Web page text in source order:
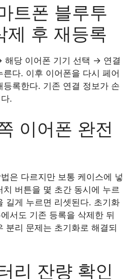
트폰 블루투
제 후 재등록
당 이어폰 기기 선택 → 연결
다. 이후 이어폰을 다시 페어
등록한다. 기존 연결 정보가 손
.
이어폰 완전
은 다르지만 보통 케이스에 넣
치 버튼을 몇 초간 동시에 누르
길게 누르면 리셋된다. 초기화
서도 기존 등록을 삭제한 뒤
분리 문제는 초기화로 해결되
리 잔량 확인